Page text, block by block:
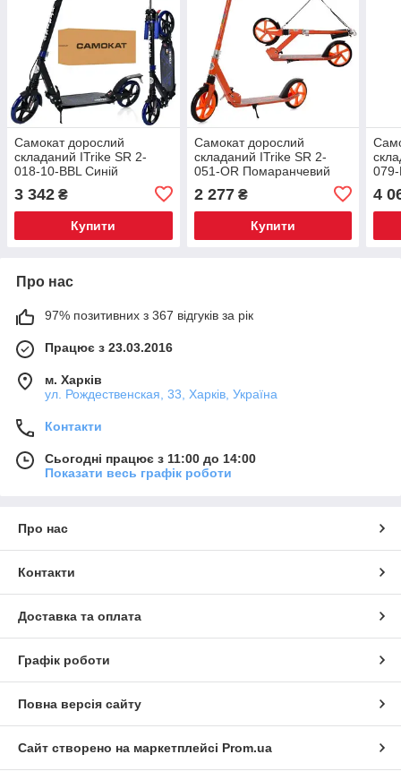
Самокат дорослий
складаний ITrike SR 2-
018-10-BBL Синій
3 342 ₴
Купити
Самокат дорослий
складаний ITrike SR 2-
051-OR Помаранчевий
2 277₴
Купити
4
Про нас
97% позитивних з 367 відгуків за рік
Працює з 23.03.2016
м. Харків
ул. Рождественская, 33, Харків, Україна
Контакти
Сьогодні працює з 11:00 до 14:00
Показати весь графік роботи
Про нас
Контакти
Доставка та оплата
Графік роботи
Повна версія сайту
Сайт створено на маркетплейсі Prom.ua